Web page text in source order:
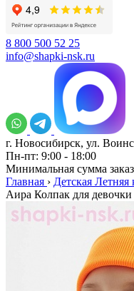
8 800 500 52 25
info@shapki-nsk.ru
г. Новосибирск, ул.
Пн-пт: 9:00 - 18:00
Минимальная сумма
Главная › Детская Летняя
Аира Колпак для